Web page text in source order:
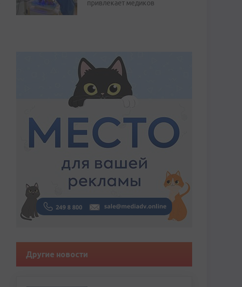
привлекает медиков
Другие новости